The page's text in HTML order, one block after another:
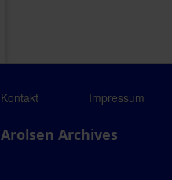
Kontakt Impressum
Arolsen Archives